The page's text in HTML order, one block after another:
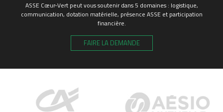
ASSE Cœur-Vert peut vous soutenir dans 5 domaines : logistique,
communication, dotation matérielle, présence ASSE et participation
financière.
FAIRE LA DEMANDE